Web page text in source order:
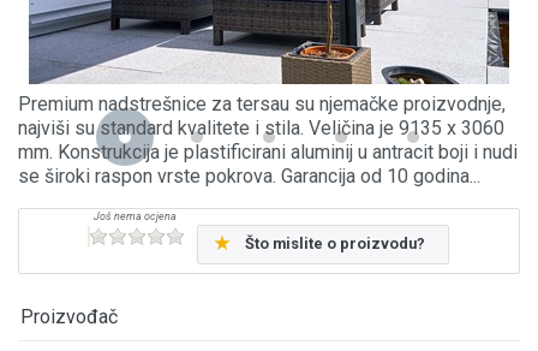
Premium nadstrešnice za tersau su njemačke proizvodnje,
najviši su standard kvalitete i stila. Veličina je 9135 x 3060
mm. Konstrukcija je plastificirani aluminij u antracit boji i nudi
se široki raspon vrste pokrova. Garancija od 10 godina...
Što mislite o proizvodu?
Proizvođač